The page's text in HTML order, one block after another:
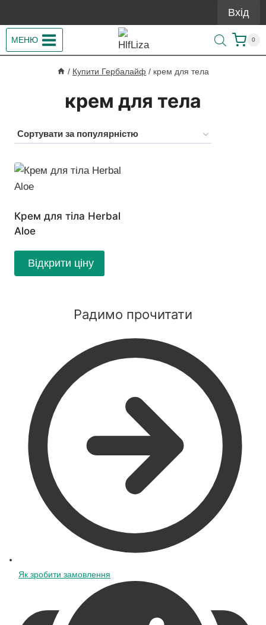
до
вмісту
Вхід
МЕНЮ 0
/ Купити Гербалайф / крем для тела
крем для тела
Крем для тіла Herbal
Aloe
Відкрити ціну
Радимо прочитати
Як зробити замовлення